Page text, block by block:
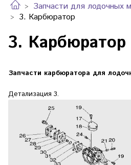
Запчасти для лодочных
3. Карбюратор
3. Карбюратор
Запчасти карбюратора для
Детализация 3.